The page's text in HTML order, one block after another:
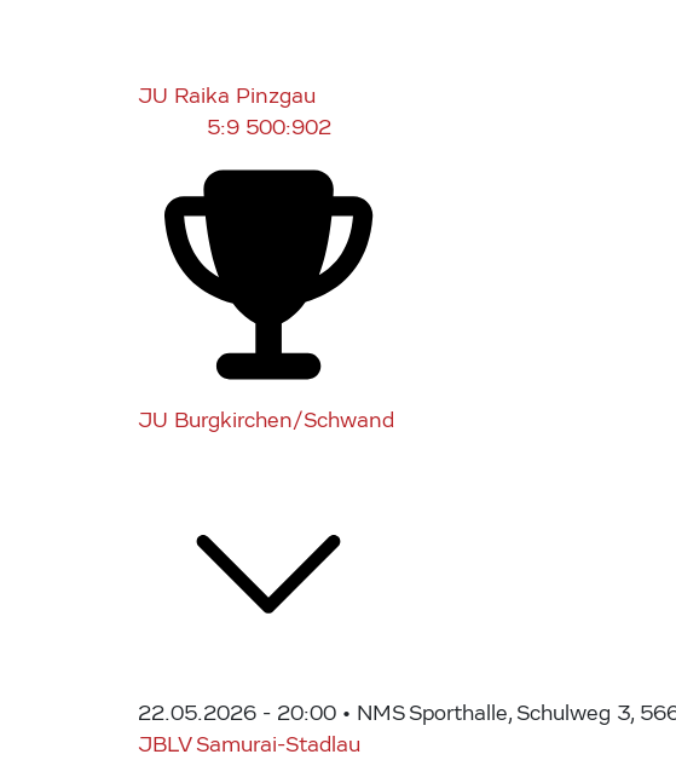
JU Raika Pinzgau
5:9 500:902
JU Burgkirchen/Schwand
22.05.2026 - 20:00 • NMS Sporthalle, Schulweg 3,
JBLV Samurai-Stadlau